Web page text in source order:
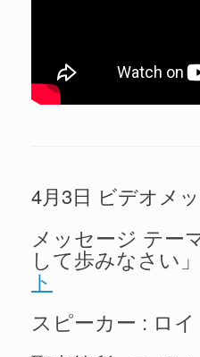
4月3日 ビデオメ
メッセージ テー
して歩みなさい」
ト
スピーカー : ロ